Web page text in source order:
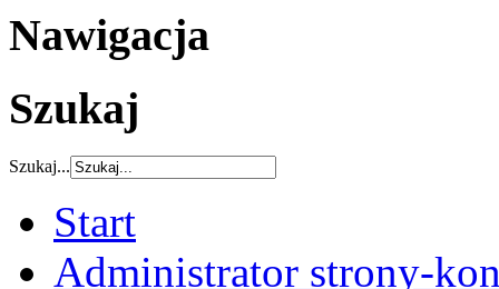
Nawigacja
Szukaj
Szukaj...
Start
Administrator strony-